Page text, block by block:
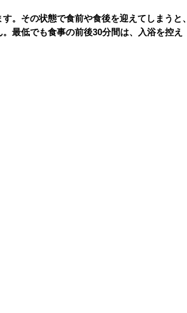
。その状態で食前や食後を迎えてしまうと、
最低でも食事の前後30分間は、入浴を控え